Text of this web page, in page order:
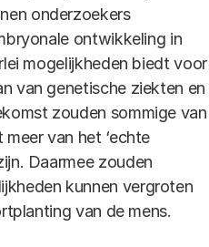
onderzoekers
ontwikkeling in
mogelijkheden biedt voor
van genetische ziekten en
zouden sommige van
van het ‘echte
Daarmee zouden
kunnen vergroten
van de mens.